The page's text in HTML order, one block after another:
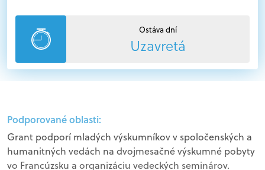
Ostáva dní
Uzavretá
Podporované oblasti:
Grant podporí mladých výskumníkov v spoločenských a
humanitných vedách na dvojmesačné výskumné pobyty
vo Francúzsku a organizáciu vedeckých seminárov.